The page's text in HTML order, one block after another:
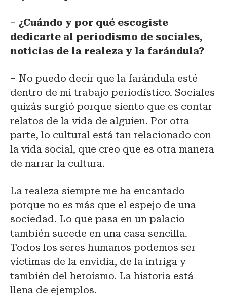
– ¿Cuándo y por qué escogiste
dedicarte al periodismo de sociales,
noticias de la realeza y la farándula?
– No puedo decir que la farándula esté
dentro de mi trabajo periodístico. Sociales
quizás surgió porque siento que es contar
relatos de la vida de alguien. Por otra
parte, lo cultural está tan relacionado con
la vida social, que creo que es otra manera
de narrar la cultura.
La realeza siempre me ha encantado
porque no es más que el espejo de una
sociedad. Lo que pasa en un palacio
también sucede en una casa sencilla.
Todos los seres humanos podemos ser
víctimas de la envidia, de la intriga y
también del heroísmo. La historia está
llena de ejemplos.